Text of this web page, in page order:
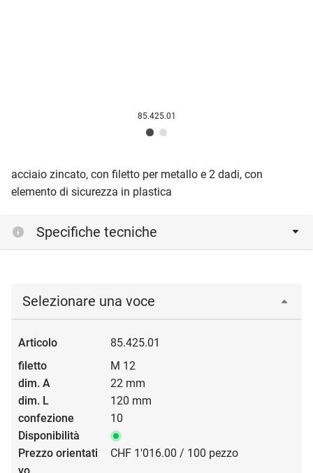
85.425.01
acciaio zincato, con filetto per metallo e 2 dadi, con
elemento di sicurezza in plastica
Specifiche tecniche
Selezionare una voce
85.425.01
M 12
22 mm
120 mm
10
CHF 1'016.00 / 100 pezzo